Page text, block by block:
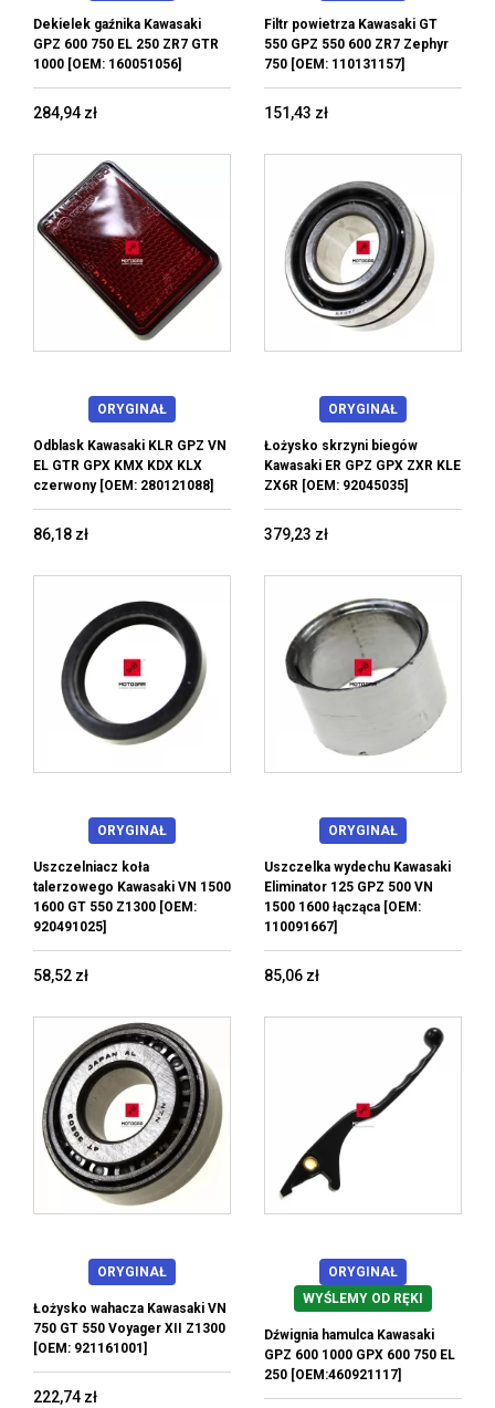
Dekielek gaźnika Kawasaki
GPZ 600 750 EL 250 ZR7 GTR
1000 [OEM: 160051056]
284,94 zł
Filtr powietrza Kawasaki GT
550 GPZ 550 600 ZR7 Zephyr
750 [OEM: 110131157]
151,43 zł
ORYGINAŁ
Odblask Kawasaki KLR GPZ VN
EL GTR GPX KMX KDX KLX
czerwony [OEM: 280121088]
86,18 zł
ORYGINAŁ
Łożysko skrzyni biegów
Kawasaki ER GPZ GPX ZXR KLE
ZX6R [OEM: 92045035]
379,23 zł
ORYGINAŁ
Uszczelniacz koła
talerzowego Kawasaki VN 1500
1600 GT 550 Z1300 [OEM:
920491025]
58,52 zł
ORYGINAŁ
Uszczelka wydechu Kawasaki
Eliminator 125 GPZ 500 VN
1500 1600 łącząca [OEM:
110091667]
85,06 zł
ORYGINAŁ
Łożysko wahacza Kawasaki VN
750 GT 550 Voyager XII Z1300
[OEM: 921161001]
222,74 zł
ORYGINAŁ
WYŚLEMY OD RĘKI
Dźwignia hamulca Kawasaki
GPZ 600 1000 GPX 600 750 EL
250 [OEM:460921117]